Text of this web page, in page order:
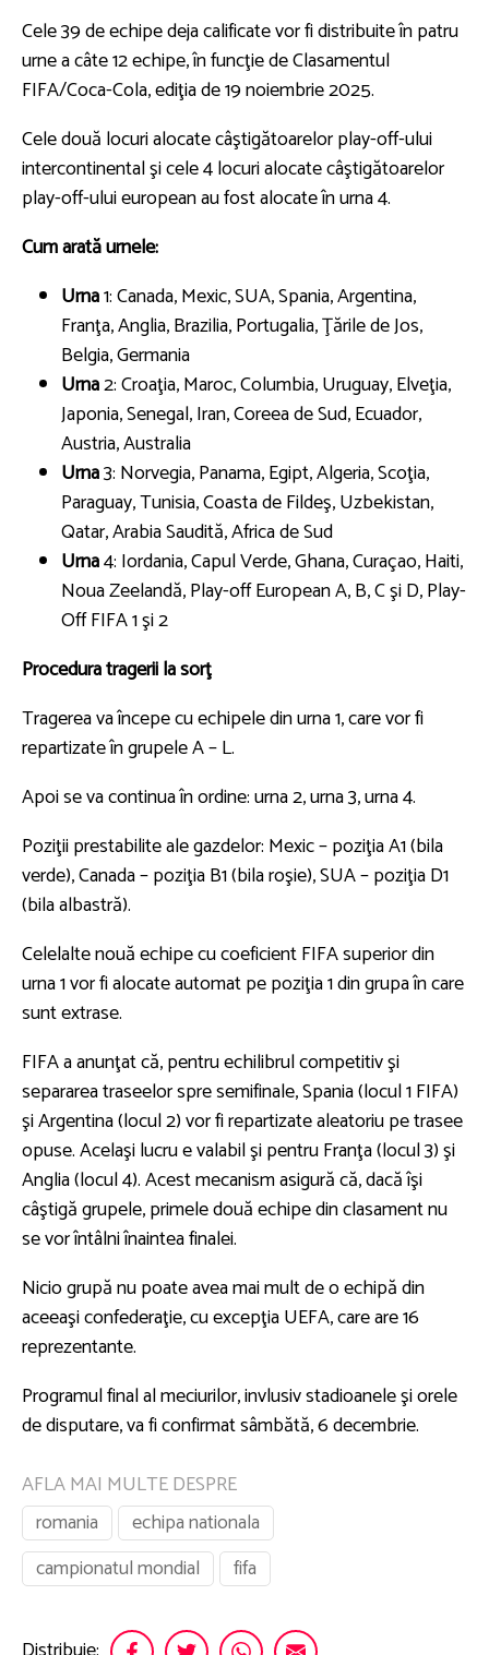
Cele 39 de echipe deja calificate vor fi distribuite în patru
urne a câte 12 echipe, în funcţie de Clasamentul
FIFA/Coca-Cola, ediţia de 19 noiembrie 2025.
Cele două locuri alocate câştigătoarelor play-off-ului
intercontinental şi cele 4 locuri alocate câştigătoarelor
play-off-ului european au fost alocate în urna 4.
Cum arată urnele:
Urna1: Canada, Mexic, SUA, Spania, Argentina,
Franţa, Anglia, Brazilia, Portugalia, Ţările de Jos,
Belgia, Germania
Urna2: Croaţia, Maroc, Columbia, Uruguay, Elveţia,
Japonia, Senegal, Iran, Coreea de Sud, Ecuador,
Austria, Australia
Urna3: Norvegia, Panama, Egipt, Algeria, Scoţia,
Paraguay, Tunisia, Coasta de Fildeş, Uzbekistan,
Qatar, Arabia Saudită, Africa de Sud
Urna4: Iordania, Capul Verde, Ghana, Curaçao, Haiti,
Noua Zeelandă, Play-off European A, B, C şi D, Play-
Off FIFA 1 şi 2
Procedura tragerii la sorţ
Tragerea va începe cu echipele din urna 1, care vor fi
repartizate în grupele A – L.
Apoi se va continua în ordine: urna 2, urna 3, urna 4.
Poziţii prestabilite ale gazdelor: Mexic – poziţia A1 (bila
verde), Canada – poziţia B1 (bila roşie), SUA – poziţia D1
(bila albastră).
Celelalte nouă echipe cu coeficient FIFA superior din
urna 1 vor fi alocate automat pe poziţia 1 din grupa în care
sunt extrase.
FIFA a anunţat că, pentru echilibrul competitiv şi
separarea traseelor spre semifinale, Spania (locul 1 FIFA)
şi Argentina (locul 2) vor fi repartizate aleatoriu pe trasee
opuse. Acelaşi lucru e valabil şi pentru Franţa (locul 3) şi
Anglia (locul 4). Acest mecanism asigură că, dacă îşi
câştigă grupele, primele două echipe din clasament nu
se vor întâlni înaintea finalei.
Nicio grupă nu poate avea mai mult de o echipă din
aceeaşi confederaţie, cu excepţia UEFA, care are 16
reprezentante.
Programul final al meciurilor, invlusiv stadioanele şi orele
de disputare, va fi confirmat sâmbătă, 6 decembrie.
AFLA MAI MULTE DESPRE
romania
echipa nationala
campionatul mondial
fifa